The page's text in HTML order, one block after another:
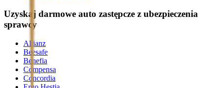
Uzyskaj darmowe auto zastępcze z ubezpieczenia
sprawcy
Allianz
Beesafe
Benefia
Compensa
Concordia